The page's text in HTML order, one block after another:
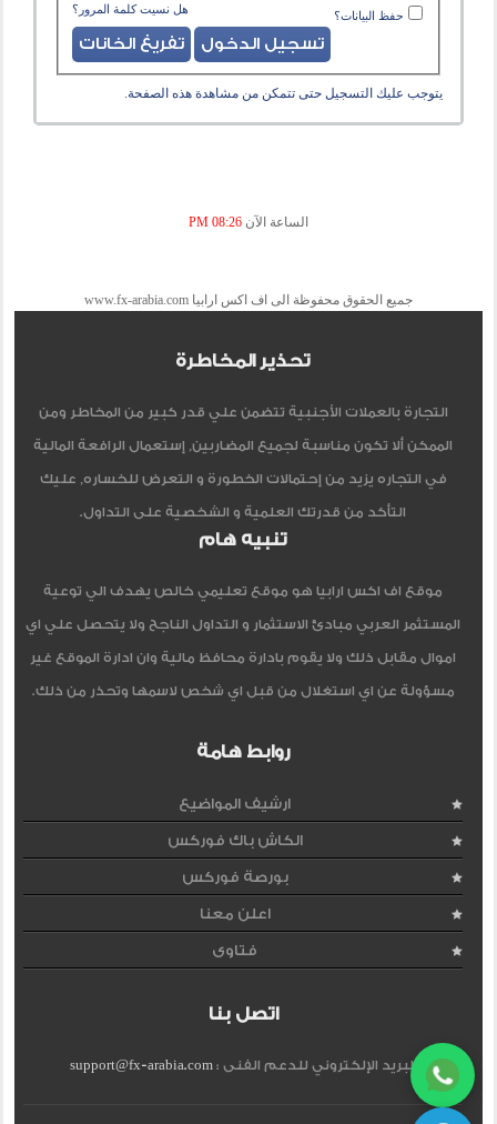
هل نسيت كلمة المرور؟ حفظ البيانات؟
يتوجب عليك التسجيل حتى تتمكن من مشاهدة هذه الصفحة.
الساعة الآن 08:26 PM
جميع الحقوق محفوظة الى اف اكس ارابيا www.fx-arabia.com
تحذير المخاطرة
التجارة بالعملات الأجنبية تتضمن علي قدر كبير من المخاطر ومن
الممكن ألا تكون مناسبة لجميع المضاربين, إستعمال الرافعة المالية
في التجاره يزيد من إحتمالات الخطورة و التعرض للخساره, عليك
التأكد من قدرتك العلمية و الشخصية على التداول.
تنبيه هام
موقع اف اكس ارابيا هو موقع تعليمي خالص يهدف الي توعية
المستثمر العربي مبادئ الاستثمار و التداول الناجح ولا يتحصل علي اي
اموال مقابل ذلك ولا يقوم بادارة محافظ مالية وان ادارة الموقع غير
مسؤولة عن اي استغلال من قبل اي شخص لاسمها وتحذر من ذلك.
روابط هامة
ارشيف المواضيع
الكاش باك فوركس
بورصة فوركس
اعلن معنا
فتاوى
اتصل بنا
البريد الإلكتروني للدعم الفنى :support@fx-arabia.com